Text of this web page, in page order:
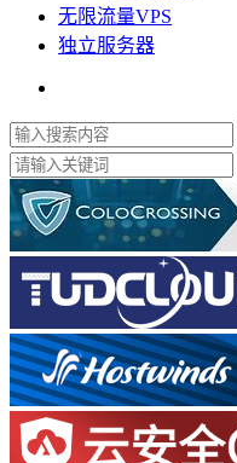
无限流量VPS
独立服务器